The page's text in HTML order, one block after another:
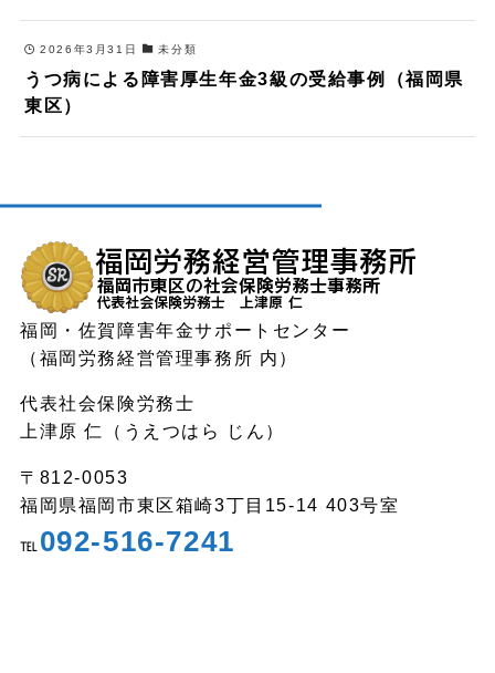
2026年3月31日 未分類
うつ病による障害厚生年金3級の受給事例（福岡県
東区）
福岡・佐賀障害年金サポートセンター
（福岡労務経営管理事務所 内）
代表社会保険労務士
上津原 仁（うえつはら じん）
〒812-0053
福岡県福岡市東区箱崎3丁目15-14 403号室
℡ 092-516-7241